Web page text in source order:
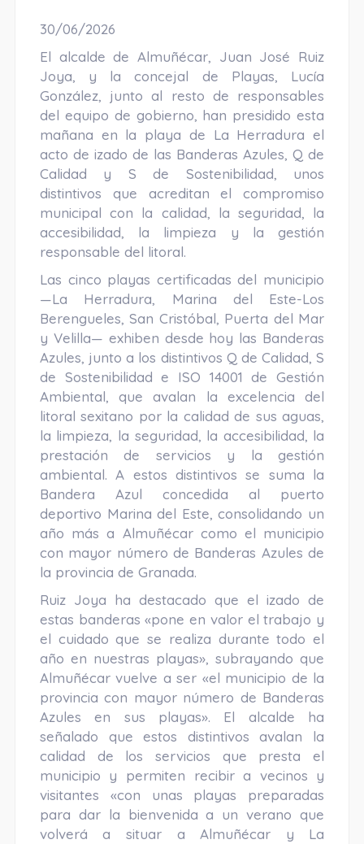
30/06/2026
El alcalde de Almuñécar, Juan José Ruiz
Joya, y la concejal de Playas, Lucía
González, junto al resto de responsables
del equipo de gobierno, han presidido esta
mañana en la playa de La Herradura el
acto de izado de las Banderas Azules, Q de
Calidad y S de Sostenibilidad, unos
distintivos que acreditan el compromiso
municipal con la calidad, la seguridad, la
accesibilidad, la limpieza y la gestión
responsable del litoral.
Las cinco playas certificadas del municipio
—La Herradura, Marina del Este-Los
Berengueles, San Cristóbal, Puerta del Mar
y Velilla— exhiben desde hoy las Banderas
Azules, junto a los distintivos Q de Calidad, S
de Sostenibilidad e ISO 14001 de Gestión
Ambiental, que avalan la excelencia del
litoral sexitano por la calidad de sus aguas,
la limpieza, la seguridad, la accesibilidad, la
prestación de servicios y la gestión
ambiental. A estos distintivos se suma la
Bandera Azul concedida al puerto
deportivo Marina del Este, consolidando un
año más a Almuñécar como el municipio
con mayor número de Banderas Azules de
la provincia de Granada.
Ruiz Joya ha destacado que el izado de
estas banderas «pone en valor el trabajo y
el cuidado que se realiza durante todo el
año en nuestras playas», subrayando que
Almuñécar vuelve a ser «el municipio de la
provincia con mayor número de Banderas
Azules en sus playas». El alcalde ha
señalado que estos distintivos avalan la
calidad de los servicios que presta el
municipio y permiten recibir a vecinos y
visitantes «con unas playas preparadas
para dar la bienvenida a un verano que
volverá a situar a Almuñécar y La